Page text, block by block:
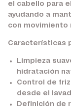
el cabello para
ayudando a
con movimiento
Características
Limpieza
hidratación
Control de
desde el
Definición de